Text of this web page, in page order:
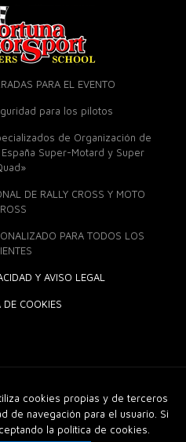
PARA EL EVENTO
para los pilotos
de Organización de
Super-Motard y Super
DE RALLY CROSS Y MOTO
PARA TODOS LOS
Y AVISO LEGAL
DE COOKIES
Derechos Reservados |Diseño
GuellCom_
cookies propias y de terceros
de navegación para el usuario. Si
la política de cookies.